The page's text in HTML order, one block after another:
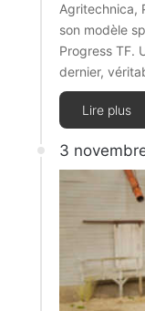
Agritechnica,
son modèle
Progress TF.
dernier,
Lire plus
3